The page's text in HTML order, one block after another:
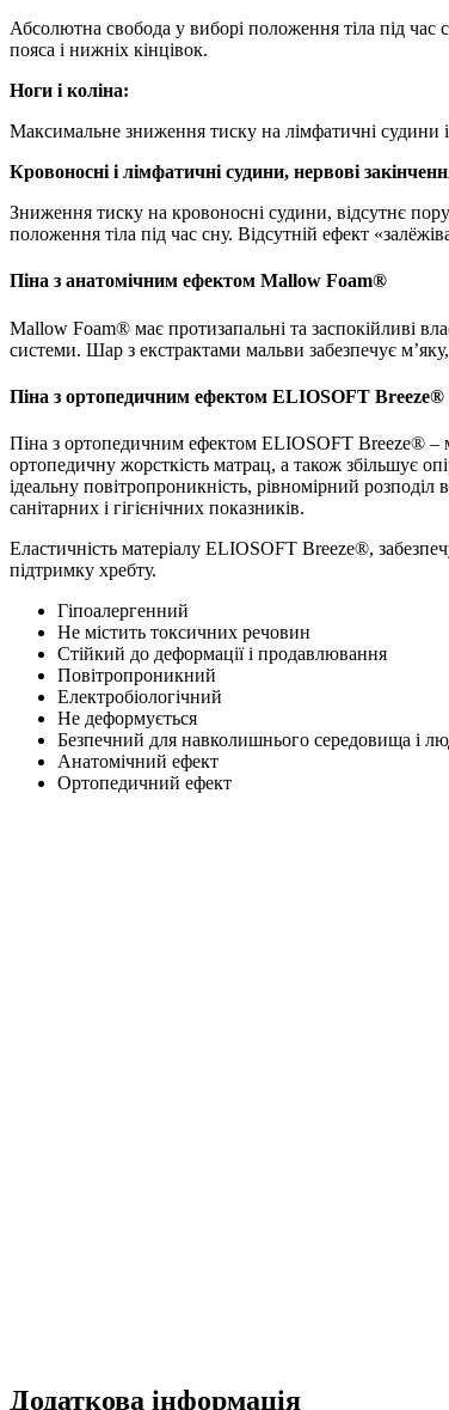
Абсолютна свобода у виборі положення тіла під час
пояса і нижніх кінцівок.
Ноги і коліна:
Максимальне зниження тиску на лімфатичні судини
Кровоносні і лімфатичні судини, нервові
Зниження тиску на кровоносні судини, відсутнє
положення тіла під час сну. Відсутній ефект
Піна з анатомічним ефектом Mallow Foam®
Mallow Foam® має протизапальні та заспокійливі
системи. Шар з екстрактами мальви забезпечує
Піна з ортопедичним ефектом ELIOSOFT Breeze®
Піна з ортопедичним ефектом ELIOSOFT Breeze® –
ортопедичну жорсткість матрац, а також збільшує
ідеальну повітропроникність, рівномірний
санітарних і гігієнічних показників.
Еластичність матеріалу ELIOSOFT Breeze®,
підтримку хребту.
Гіпоалергенний
Не містить токсичних речовин
Стійкий до деформації і продавлювання
Повітропроникний
Електробіологічний
Не деформується
Безпечний для навколишнього середовища і
Анатомічний ефект
Ортопедичний ефект
Додаткова інформація